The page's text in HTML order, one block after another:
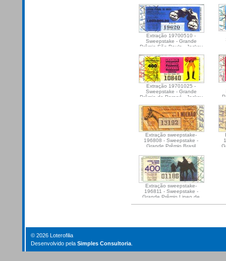
Brasileiro
Extração 19700510 -
Sweepstake - Grande
Prêmio São Paulo - Jockey
Extração 19701025 -
Sweepstake - Grande
Prêmio do Paraná - Jockey
Extração sweepstake-
196808 - Sweepstake -
Grande Prêmio Brasil
Extração sweepstake-
196811 - Sweepstake -
Grande Prêmio Lineo de
© 2026 Loterofilia
Desenvolvido pela Simples Consultoria